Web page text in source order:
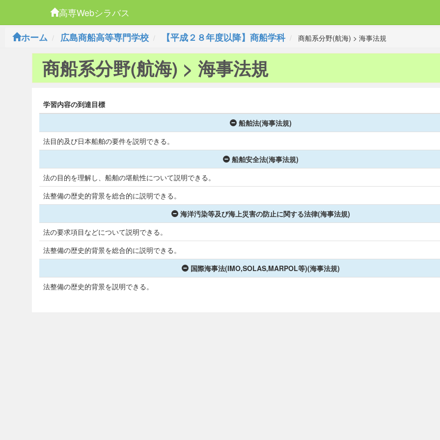
高専Webシラバス
ホーム
広島商船高等専門学校 【平成２８年度以降】商船学科 商船系分野(航海) > 海事法規
商船系分野(航海) > 海事法規
学習内容の到達目標
船舶法(海事法規)
法目的及び日本船舶の要件を説明できる。
船舶安全法(海事法規)
法の目的を理解し、船舶の堪航性について説明できる。
法整備の歴史的背景を総合的に説明できる。
海洋汚染等及び海上災害の防止に関する法律(海事法規)
法の要求項目などについて説明できる。
法整備の歴史的背景を総合的に説明できる。
国際海事法(IMO,SOLAS,MARPOL等)(海事法規)
法整備の歴史的背景を説明できる。